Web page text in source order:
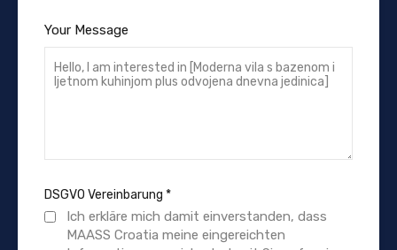
Your Message
DSGVO Vereinbarung *
Ich erkläre mich damit einverstanden, dass
MAASS Croatia meine eingereichten